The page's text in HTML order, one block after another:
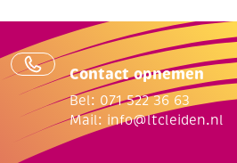
Contact opnemen
Bel: 071 522 36 63
Mail: info@ltcleiden.nl